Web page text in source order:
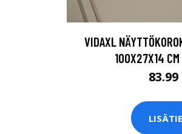
VIDAXL
100X27X14
83.99